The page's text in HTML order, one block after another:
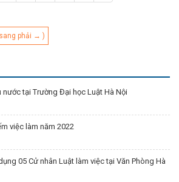
phải → )
tại Trường Đại học Luật Hà Nội
việc làm năm 2022
05 Cử nhân Luật làm việc tại Văn Phòng Hà